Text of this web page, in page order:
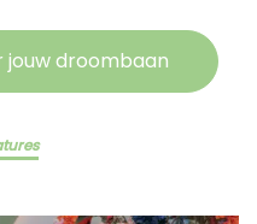
jouw droombaan